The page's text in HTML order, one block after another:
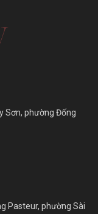
Sơn, phường Đống
Pasteur, phường Sài